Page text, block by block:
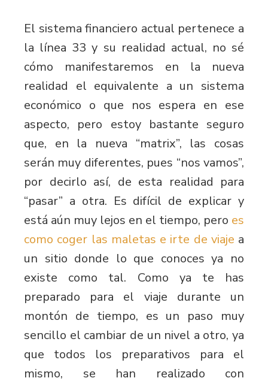
El sistema financiero actual pertenece a
la línea 33 y su realidad actual, no sé
cómo manifestaremos en la nueva
realidad el equivalente a un sistema
económico o que nos espera en ese
aspecto, pero estoy bastante seguro
que, en la nueva “matrix”, las cosas
serán muy diferentes, pues “nos vamos”,
por decirlo así, de esta realidad para
“pasar” a otra. Es difícil de explicar y
está aún muy lejos en el tiempo, pero es
como coger las maletas e irte de viaje a
un sitio donde lo que conoces ya no
existe como tal. Como ya te has
preparado para el viaje durante un
montón de tiempo, es un paso muy
sencillo el cambiar de un nivel a otro, ya
que todos los preparativos para el
mismo, se han realizado con